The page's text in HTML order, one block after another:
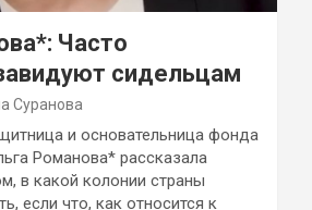
Часто
сидельцам
Суранова
и основательница фонда
Романова* рассказала
в какой колонии страны
если что, как относится к